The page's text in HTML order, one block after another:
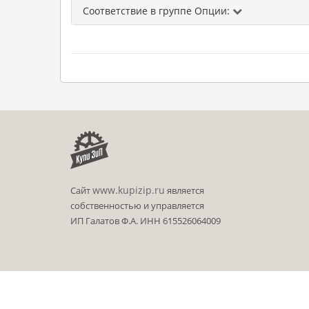
Соответствие в группе Опции:
Сайтwww.kupizip.ru является
собственностью и управляется
ИП Галатов Ф.А. ИНН 615526064009